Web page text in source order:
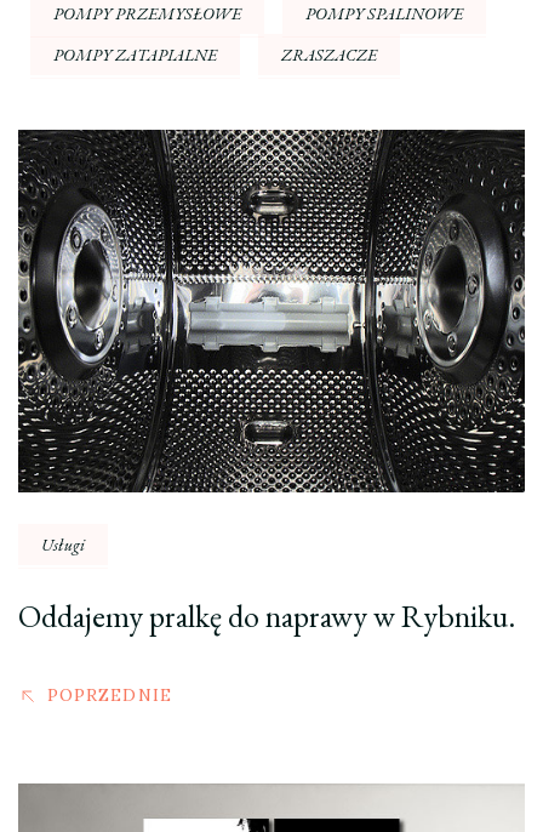
POMPY PRZEMYSŁOWE
POMPY SPALINOWE
POMPY ZATAPIALNE
ZRASZACZE
Nawigacja
wpisu
Usługi
Oddajemy pralkę do naprawy w Rybniku.
POPRZEDNIE